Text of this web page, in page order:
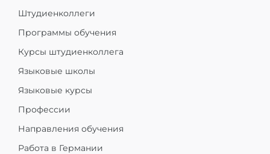
Штудиенколлеги
Программы обучения
Курсы штудиенколлега
Языковые школы
Языковые курсы
Профессии
Направления обучения
Работа в Германии